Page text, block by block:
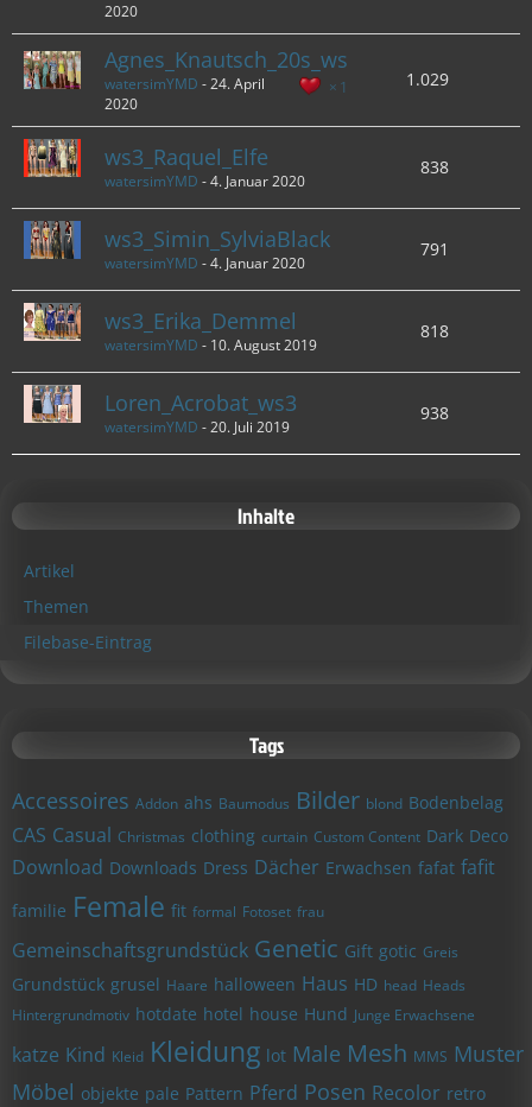
2020
Agnes_Knautsch_20s_ws
1
watersimYMD -24. April
2020
1.029
ws3_Raquel_Elfe
watersimYMD -4. Januar 2020
838
ws3_Simin_SylviaBlack
watersimYMD -4. Januar 2020
791
ws3_Erika_Demmel
watersimYMD - 10. August 2019
818
Loren_Acrobat_ws3
watersimYMD -20. Juli 2019
938
Inhalte
Artikel
Themen
Filebase-Eintrag
Tags
Accessoires Addon ahs Baumodus Bilder blond Bodenbelag
CAS Casual Christmas clothing curtain Custom Content Dark Deco
Download Downloads Dress Dächer Erwachsen fafat fafit
familie Female fit formal Fotoset frau
Gemeinschaftsgrundstück Genetic Gift gotic Greis
Grundstück grusel Haare halloween Haus HD head Heads
Hintergrundmotiv hotdate hotel house Hund Junge Erwachsene
katze Kind Kleid Kleidung lot Male Mesh MMS Muster
Möbel objekte pale Pattern Pferd Posen Recolor retro